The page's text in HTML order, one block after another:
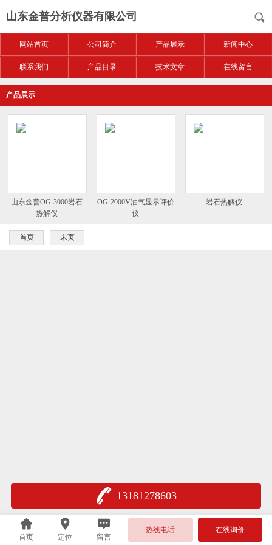
山东金普分析仪器有限公司
网站首页 公司简介 产品展示 新闻中心
联系我们 产品目录 技术文章 在线留言
产品展示
山东金普OG-3000岩石
热解仪
OG-2000V油气显示评价
仪
岩石热解仪
首页 末页
13181278603
首页 定位 留言
热线电话 在线询价